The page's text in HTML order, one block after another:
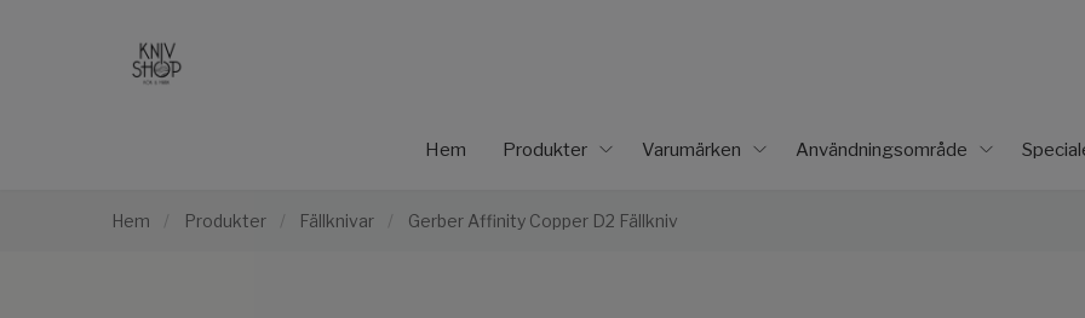
Hem Produkter Varumärken Användningsområde
Hem / Produkter / Fällknivar / Gerber Affinity Copper D2 Fällkniv